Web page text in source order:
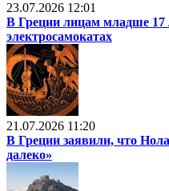
23.07.2026 12:01
В Греции лицам младше 17
электросамокатах
21.07.2026 11:20
В Греции заявили, что
далеко»